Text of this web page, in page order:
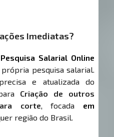
Imediatas?
Pesquisa Salarial Online
pesquisa salarial.
e atualizada do
Criação de outros
corte, focada em
região do Brasil.